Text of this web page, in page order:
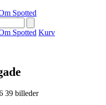
Spotted
Spotted Kurv
39 billeder